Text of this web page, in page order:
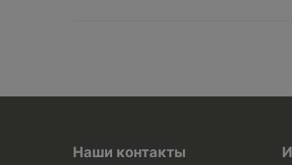
Наши контакты